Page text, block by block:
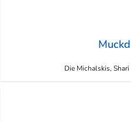
Die Michalskis,